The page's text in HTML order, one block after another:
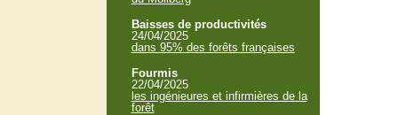
Baisses de productivités
24/04/2025
dans 95% des forêts françaises
Fourmis
22/04/2025
les ingénieures et infirmières de la
forêt